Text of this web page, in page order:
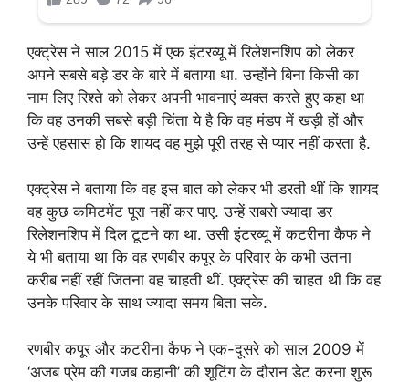
एक्ट्रेस ने साल 2015 में एक इंटरव्यू में रिलेशनशिप को लेकर
अपने सबसे बड़े डर के बारे में बताया था. उन्होंने बिना किसी का
नाम लिए रिश्ते को लेकर अपनी भावनाएं व्यक्त करते हुए कहा था
कि वह उनकी सबसे बड़ी चिंता ये है कि वह मंडप में खड़ी हों और
उन्हें एहसास हो कि शायद वह मुझे पूरी तरह से प्यार नहीं करता है.
एक्ट्रेस ने बताया कि वह इस बात को लेकर भी डरती थीं कि शायद
वह कुछ कमिटमेंट पूरा नहीं कर पाए. उन्हें सबसे ज्यादा डर
रिलेशनशिप में दिल टूटने का था. उसी इंटरव्यू में कटरीना कैफ ने
ये भी बताया था कि वह रणबीर कपूर के परिवार के कभी उतना
करीब नहीं रहीं जितना वह चाहती थीं. एक्ट्रेस की चाहत थी कि वह
उनके परिवार के साथ ज्यादा समय बिता सके.
रणबीर कपूर और कटरीना कैफ ने एक-दूसरे को साल 2009 में
‘अजब प्रेम की गजब कहानी’ की शूटिंग के दौरान डेट करना शुरू